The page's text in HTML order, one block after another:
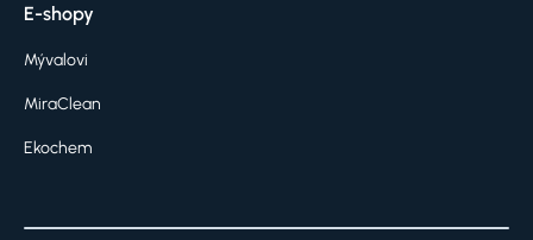
E-shopy
Mývalovi
MiraClean
Ekochem